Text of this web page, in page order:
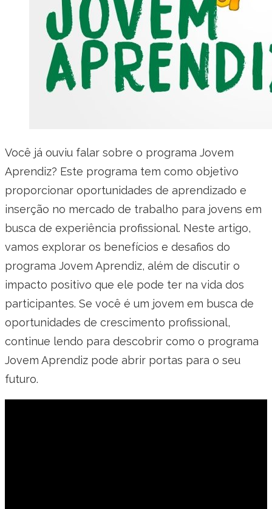
Você já ouviu falar sobre o programa Jovem
Aprendiz? Este programa tem como objetivo
proporcionar oportunidades de aprendizado e
inserção no mercado de trabalho para jovens em
busca de experiência profissional. Neste artigo,
vamos explorar os benefícios e desafios do
programa Jovem Aprendiz, além de discutir o
impacto positivo que ele pode ter na vida dos
participantes. Se você é um jovem em busca de
oportunidades de crescimento profissional,
continue lendo para descobrir como o programa
Jovem Aprendiz pode abrir portas para o seu
futuro.